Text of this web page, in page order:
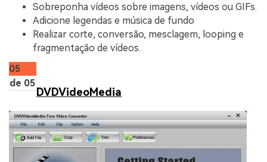
Sobreponha vídeos sobre imagens, vídeos ou GIFs.
Adicione legendas e música de fundo
Realizar corte, conversão, mesclagem, looping e
fragmentação de vídeos.
05
de 05
DVDVideoMedia